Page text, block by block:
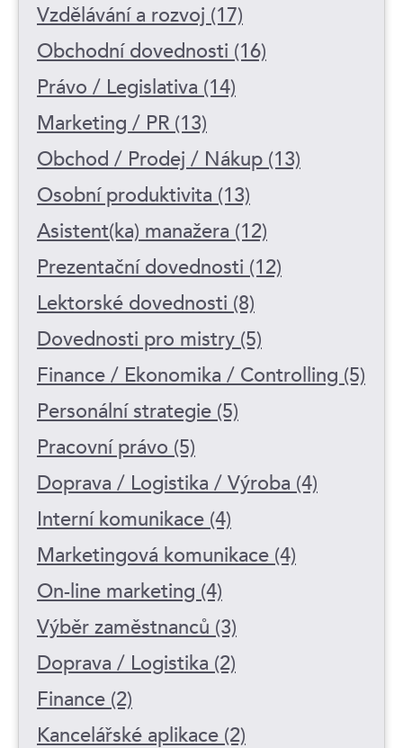
Vzdělávání a rozvoj (17)
Obchodní dovednosti (16)
Právo / Legislativa (14)
Marketing / PR (13)
Obchod / Prodej / Nákup (13)
Osobní produktivita (13)
Asistent(ka) manažera (12)
Prezentační dovednosti (12)
Lektorské dovednosti (8)
Dovednosti pro mistry (5)
Finance / Ekonomika / Controlling (5)
Personální strategie (5)
Pracovní právo (5)
Doprava / Logistika / Výroba (4)
Interní komunikace (4)
Marketingová komunikace (4)
On-line marketing (4)
Výběr zaměstnanců (3)
Doprava / Logistika (2)
Finance (2)
Kancelářské aplikace (2)